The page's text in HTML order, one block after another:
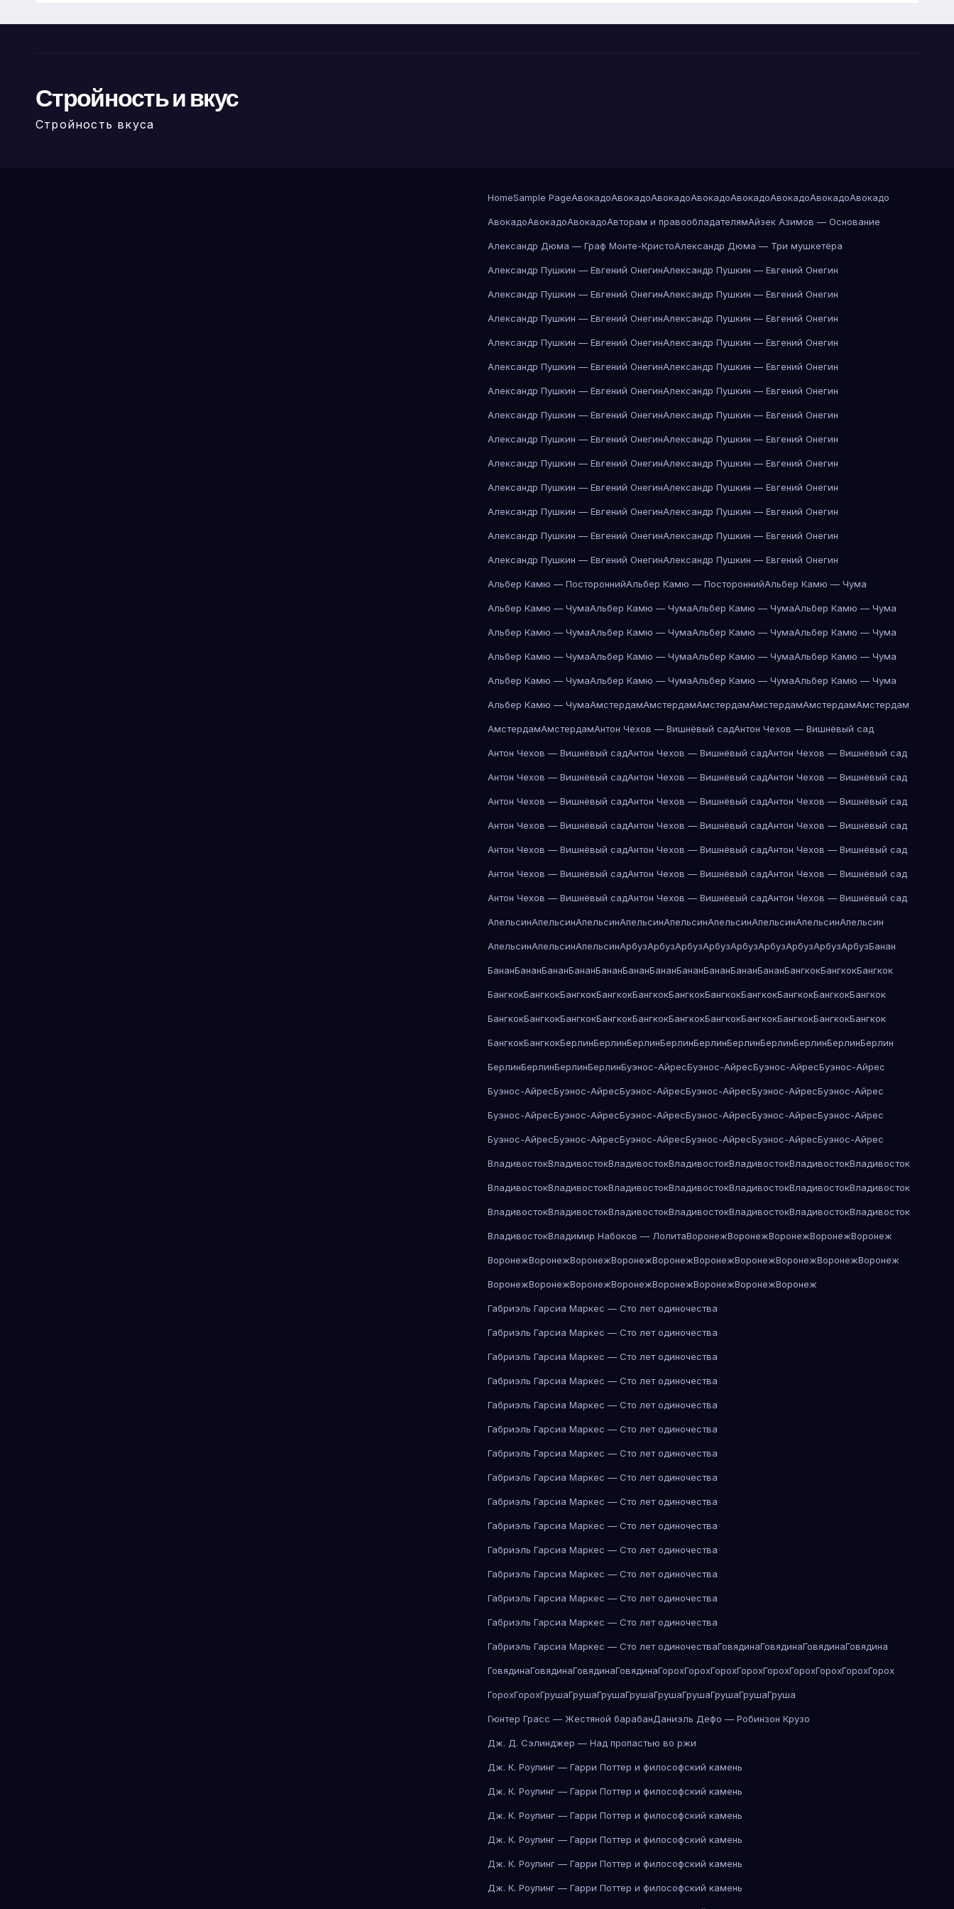
Стройность и вкус
Стройность вкуса
HomeSample PageАвокадоАвокадоАвокадоАвокадоАвокадоАвокадоАвокадоАвокадо
АвокадоАвокадоАвокадоАвторам и правообладателямАйзек Азимов — Основание
Александр Дюма — Граф Монте-КристоАлександр Дюма — Три мушкетёра
Александр Пушкин — Евгений ОнегинАлександр Пушкин — Евгений Онегин
Александр Пушкин — Евгений ОнегинАлександр Пушкин — Евгений Онегин
Александр Пушкин — Евгений ОнегинАлександр Пушкин — Евгений Онегин
Александр Пушкин — Евгений ОнегинАлександр Пушкин — Евгений Онегин
Александр Пушкин — Евгений ОнегинАлександр Пушкин — Евгений Онегин
Александр Пушкин — Евгений ОнегинАлександр Пушкин — Евгений Онегин
Александр Пушкин — Евгений ОнегинАлександр Пушкин — Евгений Онегин
Александр Пушкин — Евгений ОнегинАлександр Пушкин — Евгений Онегин
Александр Пушкин — Евгений ОнегинАлександр Пушкин — Евгений Онегин
Александр Пушкин — Евгений ОнегинАлександр Пушкин — Евгений Онегин
Александр Пушкин — Евгений ОнегинАлександр Пушкин — Евгений Онегин
Александр Пушкин — Евгений ОнегинАлександр Пушкин — Евгений Онегин
Александр Пушкин — Евгений ОнегинАлександр Пушкин — Евгений Онегин
Альбер Камю — ПостороннийАльбер Камю — ПостороннийАльбер Камю — Чума
Альбер Камю — ЧумаАльбер Камю — ЧумаАльбер Камю — ЧумаАльбер Камю — Чума
Альбер Камю — ЧумаАльбер Камю — ЧумаАльбер Камю — ЧумаАльбер Камю — Чума
Альбер Камю — ЧумаАльбер Камю — ЧумаАльбер Камю — ЧумаАльбер Камю — Чума
Альбер Камю — ЧумаАльбер Камю — ЧумаАльбер Камю — ЧумаАльбер Камю — Чума
Альбер Камю — ЧумаАмстердамАмстердамАмстердамАмстердамАмстердамАмстердам
АмстердамАмстердамАнтон Чехов — Вишнёвый садАнтон Чехов — Вишнёвый сад
Антон Чехов — Вишнёвый садАнтон Чехов — Вишнёвый садАнтон Чехов — Вишнёвый сад
Антон Чехов — Вишнёвый садАнтон Чехов — Вишнёвый садАнтон Чехов — Вишнёвый сад
Антон Чехов — Вишнёвый садАнтон Чехов — Вишнёвый садАнтон Чехов — Вишнёвый сад
Антон Чехов — Вишнёвый садАнтон Чехов — Вишнёвый садАнтон Чехов — Вишнёвый сад
Антон Чехов — Вишнёвый садАнтон Чехов — Вишнёвый садАнтон Чехов — Вишнёвый сад
Антон Чехов — Вишнёвый садАнтон Чехов — Вишнёвый садАнтон Чехов — Вишнёвый сад
Антон Чехов — Вишнёвый садАнтон Чехов — Вишнёвый садАнтон Чехов — Вишнёвый сад
АпельсинАпельсинАпельсинАпельсинАпельсинАпельсинАпельсинАпельсинАпельсин
АпельсинАпельсинАпельсинАрбузАрбузАрбузАрбузАрбузАрбузАрбузАрбузАрбузБанан
БананБананБананБананБананБананБананБананБананБананБананБангкокБангкокБангкок
БангкокБангкокБангкокБангкокБангкокБангкокБангкокБангкокБангкокБангкокБангкок
БангкокБангкокБангкокБангкокБангкокБангкокБангкокБангкокБангкокБангкокБангкок
БангкокБангкокБерлинБерлинБерлинБерлинБерлинБерлинБерлинБерлинБерлинБерлин
БерлинБерлинБерлинБерлинБуэнос-АйресБуэнос-АйресБуэнос-АйресБуэнос-Айрес
Буэнос-АйресБуэнос-АйресБуэнос-АйресБуэнос-АйресБуэнос-АйресБуэнос-Айрес
Буэнос-АйресБуэнос-АйресБуэнос-АйресБуэнос-АйресБуэнос-АйресБуэнос-Айрес
Буэнос-АйресБуэнос-АйресБуэнос-АйресБуэнос-АйресБуэнос-АйресБуэнос-Айрес
ВладивостокВладивостокВладивостокВладивостокВладивостокВладивостокВладивосток
ВладивостокВладивостокВладивостокВладивостокВладивостокВладивостокВладивосток
ВладивостокВладивостокВладивостокВладивостокВладивостокВладивостокВладивосток
ВладивостокВладимир Набоков — ЛолитаВоронежВоронежВоронежВоронежВоронеж
ВоронежВоронежВоронежВоронежВоронежВоронежВоронежВоронежВоронежВоронеж
ВоронежВоронежВоронежВоронежВоронежВоронежВоронежВоронеж
Габриэль Гарсиа Маркес — Сто лет одиночества
Габриэль Гарсиа Маркес — Сто лет одиночества
Габриэль Гарсиа Маркес — Сто лет одиночества
Габриэль Гарсиа Маркес — Сто лет одиночества
Габриэль Гарсиа Маркес — Сто лет одиночества
Габриэль Гарсиа Маркес — Сто лет одиночества
Габриэль Гарсиа Маркес — Сто лет одиночества
Габриэль Гарсиа Маркес — Сто лет одиночества
Габриэль Гарсиа Маркес — Сто лет одиночества
Габриэль Гарсиа Маркес — Сто лет одиночества
Габриэль Гарсиа Маркес — Сто лет одиночества
Габриэль Гарсиа Маркес — Сто лет одиночества
Габриэль Гарсиа Маркес — Сто лет одиночества
Габриэль Гарсиа Маркес — Сто лет одиночества
Габриэль Гарсиа Маркес — Сто лет одиночестваГовядинаГовядинаГовядинаГовядина
ГовядинаГовядинаГовядинаГовядинаГорохГорохГорохГорохГорохГорохГорохГорохГорох
ГорохГорохГрушаГрушаГрушаГрушаГрушаГрушаГрушаГрушаГруша
Гюнтер Грасс — Жестяной барабанДаниэль Дефо — Робинзон Крузо
Дж. Д. Сэлинджер — Над пропастью во ржи
Дж. К. Роулинг — Гарри Поттер и философский камень
Дж. К. Роулинг — Гарри Поттер и философский камень
Дж. К. Роулинг — Гарри Поттер и философский камень
Дж. К. Роулинг — Гарри Поттер и философский камень
Дж. К. Роулинг — Гарри Поттер и философский камень
Дж. К. Роулинг — Гарри Поттер и философский камень